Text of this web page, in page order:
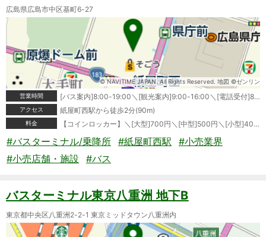
広島県広島市中区基町6-27
© NAVITIME JAPAN. All Rights Reserved. 地図 ©ゼンリン
営業時間
[バス案内]8:00-19:00＼[観光案内]9:00-16:00＼[電話受付]8:00-19:00＼[高速バスきっぷ窓口]7:30-20:00＼[定期券窓口(平日)]9:30-19:20＼[定期券窓口(土日祝)]10:30-18:30＼[コインロッカー]5:30-24:00
アクセス 紙屋町西駅から徒歩2分(90m)
料金 【コインロッカー】＼[大型]700円＼[中型]500円＼[小型]400円
#バスターミナル/乗降所 #紙屋町西駅
#小売業界
#小売店舗・施設
#バス
バスターミナル東京八重洲 地下B
東京都中央区八重洲2-2-1 東京ミッドタウン八重洲内